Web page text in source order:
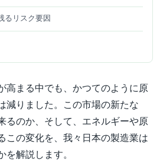
るリスク要因
高まる中でも、かつてのように原
減りました。この市場の新たな
るのか、そして、エネルギーや原
この変化を、我々日本の製造業は
解説します。